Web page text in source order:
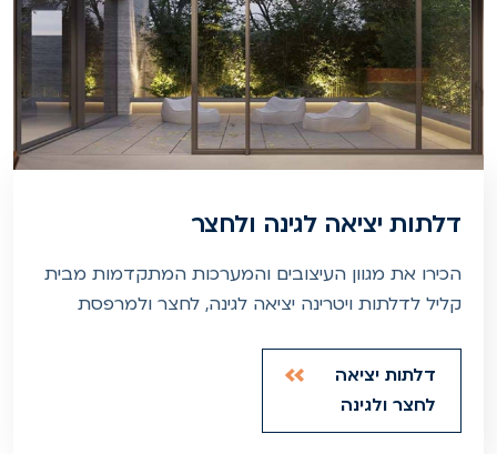
דלתות יציאה לגינה ולחצר
הכירו את מגוון העיצובים והמערכות המתקדמות מבית
קליל לדלתות ויטרינה יציאה לגינה, לחצר ולמרפסת
דלתות יציאה
לחצר ולגינה